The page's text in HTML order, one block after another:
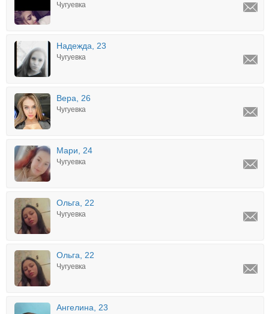
Чугуевка
Надежда, 23
Чугуевка
Вера, 26
Чугуевка
Мари, 24
Чугуевка
Ольга, 22
Чугуевка
Ольга, 22
Чугуевка
Ангелина, 23